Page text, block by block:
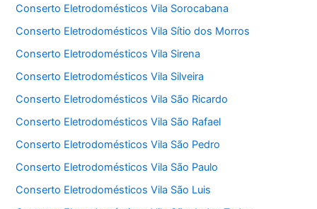
Conserto Eletrodomésticos Vila Sorocabana
Conserto Eletrodomésticos Vila Sítio dos Morros
Conserto Eletrodomésticos Vila Sirena
Conserto Eletrodomésticos Vila Silveira
Conserto Eletrodomésticos Vila São Ricardo
Conserto Eletrodomésticos Vila São Rafael
Conserto Eletrodomésticos Vila São Pedro
Conserto Eletrodomésticos Vila São Paulo
Conserto Eletrodomésticos Vila São Luis